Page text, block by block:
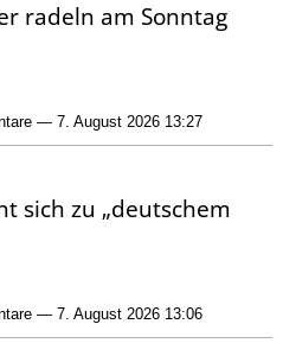
radeln am Sonntag
— 7. August 2026 13:27
sich zu „deutschem
— 7. August 2026 13:06